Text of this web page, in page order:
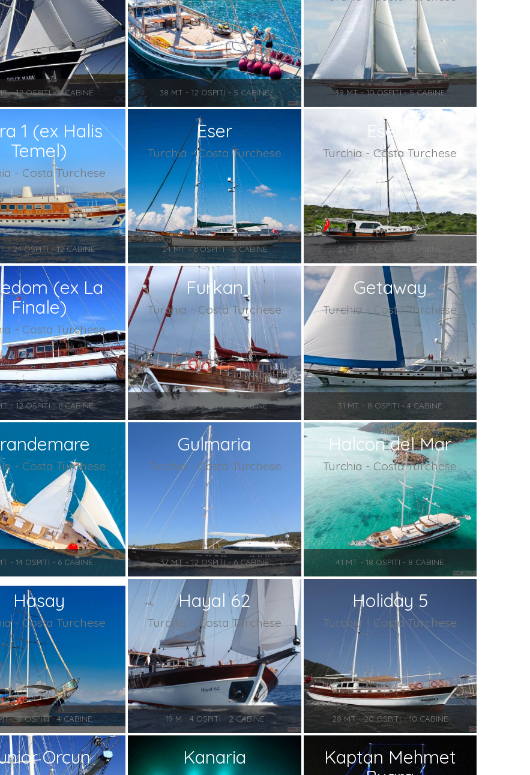
- 12 OSPITI - 6 CABINE 38 MT - 12 OSPITI - 5 CABINE 39 MT - 10 OSPITI - 5 CABINE
1 (ex Halis
Temel)
- Costa Turchese
- 24 OSPITI - 12 CABINE
Eser
Turchia - Costa Turchese
24 MT - 6 OSPITI - 3 CABINE
Eser 1
Turchia - Costa Turchese
21 MT - 6 OSPITI - 3 CABINE
(ex La
Finale)
- Costa Turchese
- 12 OSPITI - 6 CABINE
Furkan
Turchia - Costa Turchese
24 MT - 9 OSPITI - 4 CABINE
Getaway
Turchia - Costa Turchese
31 MT - 8 OSPITI - 4 CABINE
- Costa Turchese
- 14 OSPITI - 6 CABINE
Gulmaria
Turchia - Costa Turchese
37 MT - 12 OSPITI - 6 CABINE
Halcon del Mar
Turchia - Costa Turchese
41 MT - 18 OSPITI - 8 CABINE
Hasay
- Costa Turchese
- 8 OSPITI - 4 CABINE
Hayal 62
Turchia - Costa Turchese
19 M - 4 OSPITI - 2 CABINE
Holiday 5
Turchia - Costa Turchese
28 MT - 20 OSPITI - 10 CABINE
Orcun Kanaria
Kaptan Mehmet